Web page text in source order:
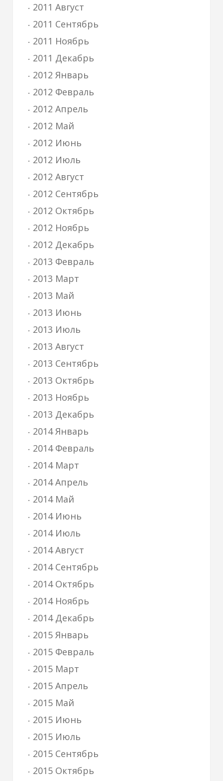
2011 Август
2011 Сентябрь
2011 Ноябрь
2011 Декабрь
2012 Январь
2012 Февраль
2012 Апрель
2012 Май
2012 Июнь
2012 Июль
2012 Август
2012 Сентябрь
2012 Октябрь
2012 Ноябрь
2012 Декабрь
2013 Февраль
2013 Март
2013 Май
2013 Июнь
2013 Июль
2013 Август
2013 Сентябрь
2013 Октябрь
2013 Ноябрь
2013 Декабрь
2014 Январь
2014 Февраль
2014 Март
2014 Апрель
2014 Май
2014 Июнь
2014 Июль
2014 Август
2014 Сентябрь
2014 Октябрь
2014 Ноябрь
2014 Декабрь
2015 Январь
2015 Февраль
2015 Март
2015 Апрель
2015 Май
2015 Июнь
2015 Июль
2015 Сентябрь
2015 Октябрь